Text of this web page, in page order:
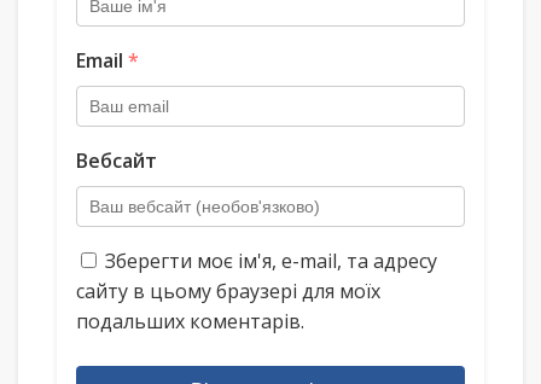
Email *
Вебсайт
Зберегти моє ім'я, e-mail, та адресу
сайту в цьому браузері для моїх
подальших коментарів.